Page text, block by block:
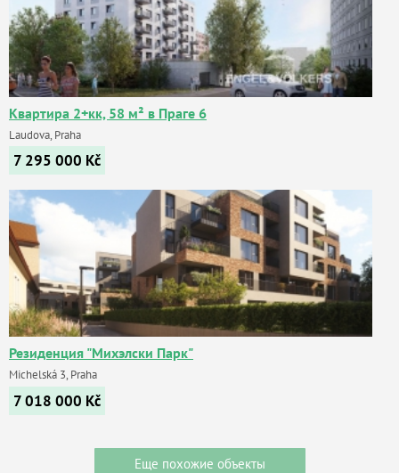
Квартира 2+кк, 58 м² в Праге 6
Laudova, Praha
7 295 000 Kč
Резиденция "Михэлски Парк"
Michelská 3, Praha
7 018 000 Kč
Еще похожие объекты